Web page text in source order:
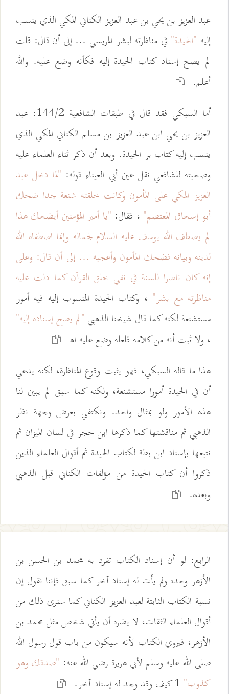
عبد العزيز بن يحي بن عبد العزيز الكناني المكي الذي ينسب
إليه "الحيدة"في مناظرته لبشر المريسي ... إلى أن قال: قلت
لم يصح إسناد كتاب الحيدة إليه فكأنه وضع عليه. والله
أعلم.
أما السبكي فقد قال في طبقات الشافعية 144/2: عبد
العزيز بن يحي ابن عبد العزيز بن مسلم الكناني المكي الذي
ينسب إليه كتاب بر الحيدة. وبعد أن ذكر ثناء العلماء عليه
وصحبته للشافعي نقل عين أبي العيناء قوله: "لما دخل عبد
العزيز المكي على المأمون وكانت خلقته شنعة جدا ضحك
أبو إسحاق المعتصم" ، فقال: "يا أمير المؤمنين أيضحك هذا
لم يصطف الله يوسف عليه السلام لجماله وإنما اصطفاه الله
لدينه وبيانه فضحك المأمون وأعجبه ... إلى أن قال: وعلى
إنه كان ناصرا للسنة في نفي خلق القرآن كما دلت عليه
مناظرته مع بشر" ، وكتاب الحيدة المنسوب إليه فيه أمور
مستشنعة لكنه كما قال شيخنا الذهبي"لم يصح إسناده إليه"
، ولا ثبت أنه من كلامه فلعله وضع عليه اهـ
هذا ما قاله السبكي، فهو يثبت وقوع المناظرة، لكنه يدعي
أن في الحيدة أمورا مستشنعة، ولكنه كما سبق لم يبين لنا
هذه الأمور ولو بمثال واحد. ونكتفي بعرض وجهة نظر
الذهبي ثم مناقشتها كما ذكرها ابن حجر في لسان الميزان ثم
نتبعها بإسناد ابن بطة لكتاب الحيدة ثم أقوال العلماء الذين
ذكروا أن كتاب الحيدة من مؤلفات الكناني قبل الذهبي
وبعده.
الرابع: لو أن إسناد الكتاب تفرد به محمد بن الحسن بن
الأزهر وحده ولم يأت له إسناد آخر كما سبق فإننا نقول إن
نسبة الكتاب الثابتة لعبد العزيز الكناني كما سنرى ذلك من
أقوال العلماء الثقات، لا يضره أن يأتي شخص مثل محمد بن
الأزهر، فيروي الكتاب لأنه سيكون من باب قول رسول الله
صلى الله عليه وسلم لأبي هريرة رضي الله عنه: "صدقك وهو
كذوب"